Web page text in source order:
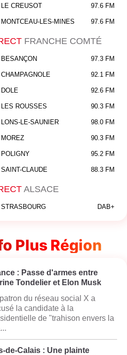
LE CREUSOT 97.6 FM
MONTCEAU-LES-MINES 97.6 FM
FRANCHE COMTÉ
BESANÇON 97.3 FM
CHAMPAGNOLE 92.1 FM
DOLE 92.6 FM
LES ROUSSES 90.3 FM
LONS-LE-SAUNIER 98.0 FM
MOREZ 90.3 FM
POLIGNY 95.2 FM
SAINT-CLAUDE 88.3 FM
ALSACE
STRASBOURG DAB+
Plus Région
: Passe d'armes entre
Tondelier et Elon Musk
du réseau social X a
la candidate à la
de "trahison envers la
de-Calais : Une plainte